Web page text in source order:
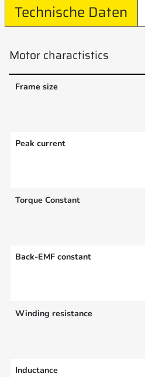
Technische Daten
Motor charactistics
Frame size
Peak current
Torque Constant
Back-EMF constant
Winding resistance
Inductance